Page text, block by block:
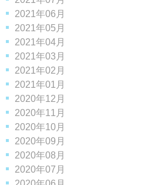
2021年06月
2021年05月
2021年04月
2021年03月
2021年02月
2021年01月
2020年12月
2020年11月
2020年10月
2020年09月
2020年08月
2020年07月